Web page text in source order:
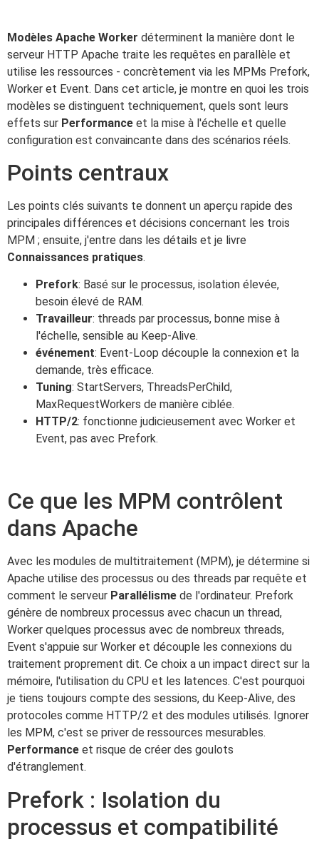
Modèles Apache Worker déterminent la manière dont le
serveur HTTP Apache traite les requêtes en parallèle et
utilise les ressources - concrètement via les MPMs Prefork,
Worker et Event. Dans cet article, je montre en quoi les trois
modèles se distinguent techniquement, quels sont leurs
effets sur Performance et la mise à l'échelle et quelle
configuration est convaincante dans des scénarios réels.
Points centraux
Les points clés suivants te donnent un aperçu rapide des
principales différences et décisions concernant les trois
MPM ; ensuite, j'entre dans les détails et je livre
Connaissances pratiques.
Prefork: Basé sur le processus, isolation élevée,
besoin élevé de RAM.
Travailleur: threads par processus, bonne mise à
l'échelle, sensible au Keep-Alive.
événement: Event-Loop découple la connexion et la
demande, très efficace.
Tuning: StartServers, ThreadsPerChild,
MaxRequestWorkers de manière ciblée.
HTTP/2: fonctionne judicieusement avec Worker et
Event, pas avec Prefork.
Ce que les MPM contrôlent
dans Apache
Avec les modules de multitraitement (MPM), je détermine si
Apache utilise des processus ou des threads par requête et
comment le serveur Parallélisme de l'ordinateur. Prefork
génère de nombreux processus avec chacun un thread,
Worker quelques processus avec de nombreux threads,
Event s'appuie sur Worker et découple les connexions du
traitement proprement dit. Ce choix a un impact direct sur la
mémoire, l'utilisation du CPU et les latences. C'est pourquoi
je tiens toujours compte des sessions, du Keep-Alive, des
protocoles comme HTTP/2 et des modules utilisés. Ignorer
les MPM, c'est se priver de ressources mesurables.
Performance et risque de créer des goulots
d'étranglement.
Prefork : Isolation du
processus et compatibilité